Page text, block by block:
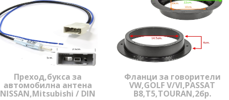
Преход,букса за
автомобилна антена
NISSAN,Mitsubishi / DIN
Фланци за говорители
VW,GOLF V/VI,PASSAT
B8,T5,TOURAN,2бр.